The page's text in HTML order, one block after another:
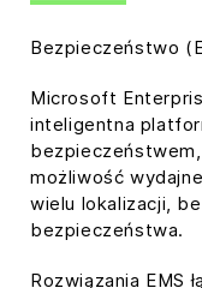
Bezpieczeństwo
Microsoft
inteligentna
możliwość
wielu lokalizacji,
bezpieczeństwa.
Rozwiązania EMS